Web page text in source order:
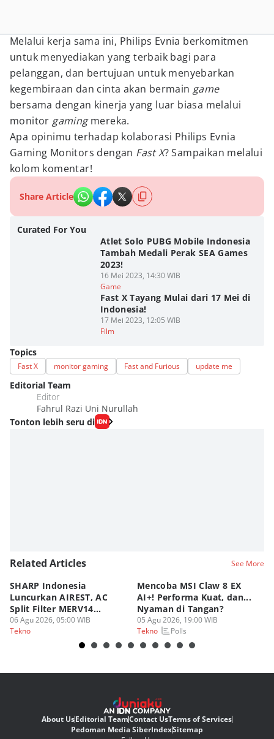
Melalui kerja sama ini, Philips Evnia berkomitmen
untuk menyediakan yang terbaik bagi para
pelanggan, dan bertujuan untuk menyebarkan
kegembiraan dan cinta akan bermain game
bersama dengan kinerja yang luar biasa melalui
monitor gamingmereka.
Apa opinimu terhadap kolaborasi Philips Evnia
Gaming Monitors dengan Fast X? Sampaikan melalui
kolom komentar!
Share Article
Curated For You
Atlet Solo PUBG Mobile Indonesia
Tambah Medali Perak SEA Games
2023!
16 Mei 2023, 14:30 WIB
Game
Fast X Tayang Mulai dari 17 Mei di
Indonesia!
17 Mei 2023, 12:05 WIB
Film
Topics
Fast X monitor gaming Fast and Furious update me
Editorial Team
Editor
Fahrul Razi Uni Nurullah
Tonton lebih seru di
Related Articles See More
SHARP Indonesia
Luncurkan AIREST, AC
Split Filter MERV14
Perdana!
06 Agu 2026, 05:00 WIB
Tekno
Mencoba MSI Claw 8 EX
AI+! Performa Kuat, dan...
Nyaman di Tangan?
05 Agu 2026, 19:00 WIB
Tekno
Polls
About UsEditorial TeamContact UsTerms of Services
Pedoman Media SiberIndexSitemap